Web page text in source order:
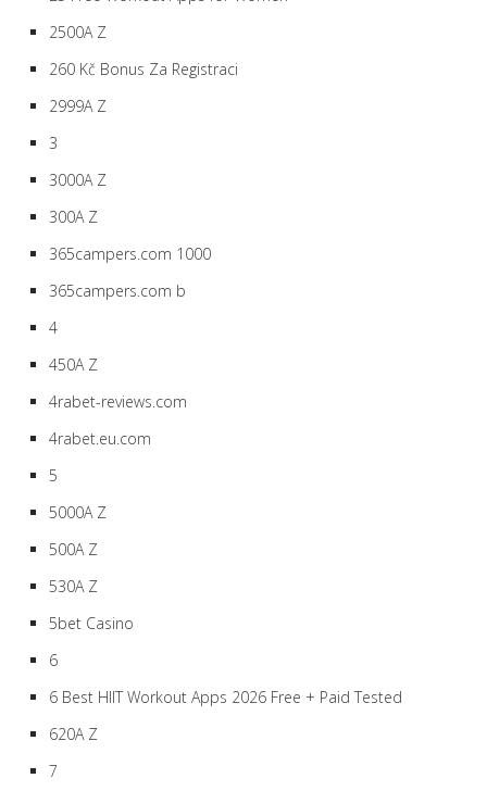
2500A Z
260 Kč Bonus Za Registraci
2999A Z
3
3000A Z
300A Z
365campers.com 1000
365campers.com b
4
450A Z
4rabet-reviews.com
4rabet.eu.com
5
5000A Z
500A Z
530A Z
5bet Casino
6
6 Best HIIT Workout Apps 2026 Free + Paid Tested
620A Z
7